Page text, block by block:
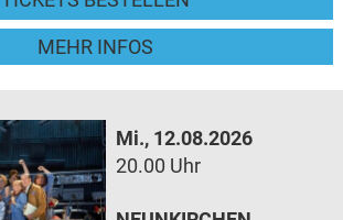
MEHR INFOS
Mi., 12.08.2026
20.00 Uhr